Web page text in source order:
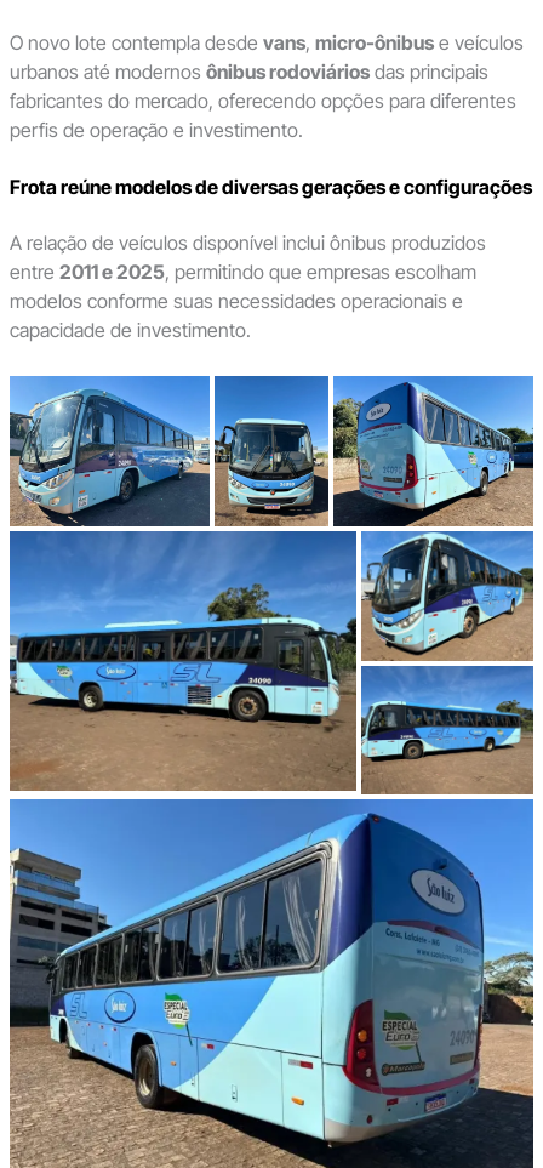
O novo lote contempla desde vans, micro-ônibuse veículos
urbanos até modernos ônibus rodoviáriosdas principais
fabricantes do mercado, oferecendo opções para diferentes
perfis de operação e investimento.
Frota reúne modelos de diversas gerações e configurações
A relação de veículos disponível inclui ônibus produzidos
entre 2011 e 2025, permitindo que empresas escolham
modelos conforme suas necessidades operacionais e
capacidade de investimento.